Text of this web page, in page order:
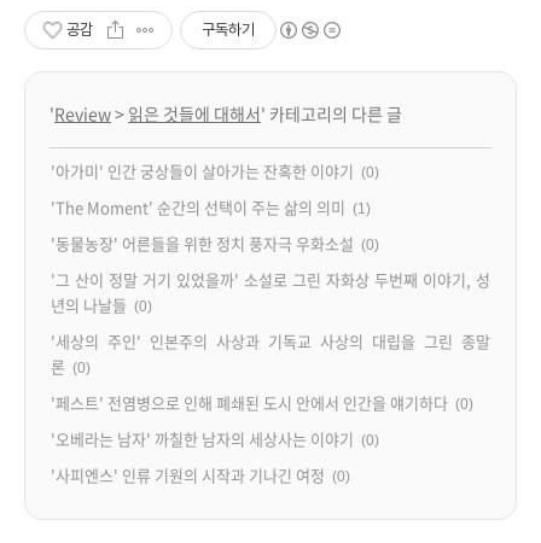
공감 구독하기
'Review> 읽은 것들에 대해서' 카테고리의 다른 글
'아가미' 인간 궁상들이 살아가는 잔혹한 이야기 (0)
'The Moment' 순간의 선택이 주는 삶의 의미 (1)
'동물농장' 어른들을 위한 정치 풍자극 우화소설 (0)
'그 산이 정말 거기 있었을까' 소설로 그린 자화상 두번째 이야기, 성
년의 나날들 (0)
'세상의 주인' 인본주의 사상과 기독교 사상의 대립을 그린 종말
론 (0)
'페스트' 전염병으로 인해 폐쇄된 도시 안에서 인간을 얘기하다 (0)
'오베라는 남자' 까칠한 남자의 세상사는 이야기 (0)
'사피엔스' 인류 기원의 시작과 기나긴 여정 (0)